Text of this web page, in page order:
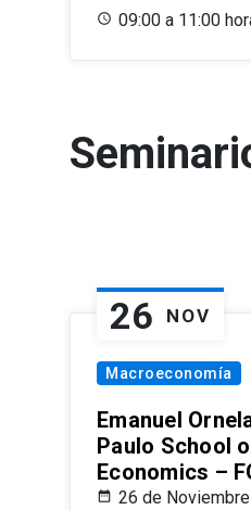
09:00 a 11:00
26 NOV
Macroeconomía
Emanuel
Paulo School
Economics –
26 de